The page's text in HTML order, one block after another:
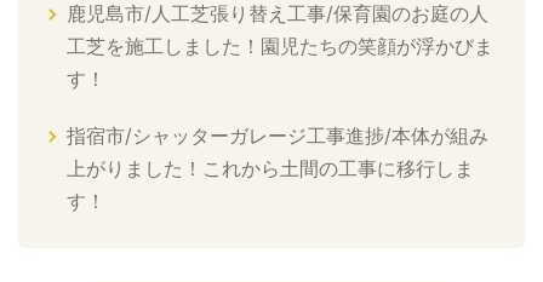
鹿児島市/人工芝張り替え工事/保育園のお庭の人
工芝を施工しました！園児たちの笑顔が浮かびま
す！
指宿市/シャッターガレージ工事進捗/本体が組み
上がりました！これから土間の工事に移行しま
す！